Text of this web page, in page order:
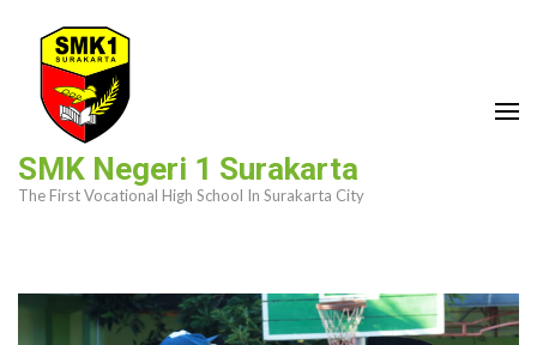
content
(Press
SMK Negeri 1 Surakarta
The First Vocational High School In Surakarta City